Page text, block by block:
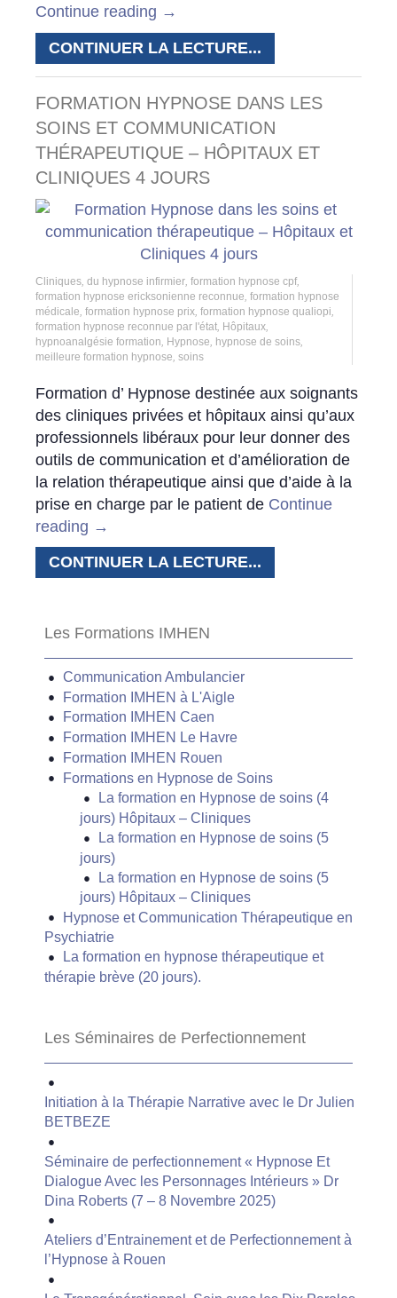
Continue reading →
CONTINUER LA LECTURE...
FORMATION HYPNOSE DANS LES
SOINS ET COMMUNICATION
THÉRAPEUTIQUE – HÔPITAUX ET
CLINIQUES 4 JOURS
Cliniques du hypnose infirmier formation hypnose cpf,
formation hypnose ericksonienne reconnue formation hypnose
médicale formation hypnose prix formation hypnose qualiopi
formation hypnose reconnue par l'état Hôpitaux
hypnoanalgésie formation Hypnose hypnose de soins
meilleure formation hypnose soins
Formation d’ Hypnose destinée aux soignants
des cliniques privées et hôpitaux ainsi qu’aux
professionnels libéraux pour leur donner des
outils de communication et d’amélioration de
la relation thérapeutique ainsi que d’aide à la
prise en charge par le patient de Continue
reading →
CONTINUER LA LECTURE...
Les Formations IMHEN
Communication Ambulancier
Formation IMHEN à L'Aigle
Formation IMHEN Caen
Formation IMHEN Le Havre
Formation IMHEN Rouen
Formations en Hypnose de Soins
La formation en Hypnose de soins (4
jours) Hôpitaux – Cliniques
La formation en Hypnose de soins (5
jours)
La formation en Hypnose de soins (5
jours) Hôpitaux – Cliniques
Hypnose et Communication Thérapeutique en
Psychiatrie
La formation en hypnose thérapeutique et
thérapie brève (20 jours).
Les Séminaires de Perfectionnement
Initiation à la Thérapie Narrative avec le Dr Julien
BETBEZE
Séminaire de perfectionnement « Hypnose Et
Dialogue Avec les Personnages Intérieurs » Dr
Dina Roberts (7 – 8 Novembre 2025)
Ateliers d’Entrainement et de Perfectionnement à
l’Hypnose à Rouen